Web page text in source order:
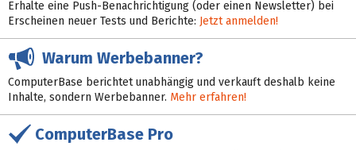
Erhalte eine Push-Benachrichtigung (oder einen Newsletter) bei
Erscheinen neuer Tests und Berichte: Jetzt anmelden!
Warum Werbebanner?
ComputerBase berichtet unabhängig und verkauft deshalb keine
Inhalte, sondern Werbebanner. Mehr erfahren!
ComputerBase Pro